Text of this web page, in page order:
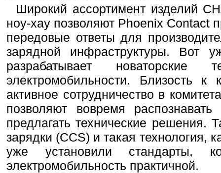
Широкий ассортимент изделий
ноу-хау позволяют Phoenix Contact
передовые ответы для
зарядной инфраструктуры. Вот
разрабатывает новаторские
электромобильности. Близость
активное сотрудничество в
позволяют вовремя
предлагать технические решения.
зарядки (CCS) и такая технология,
уже установили стандарты,
электромобильность практичной.